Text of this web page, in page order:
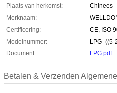
Plaats van herkomst:
Chinees
Merknaam:
Certificering:
CE, ISO
Modelnummer:
LPG- ((5-
Document:
LPG.pdf
Betalen & Verzenden